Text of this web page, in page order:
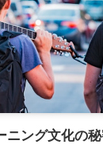
ニング文化の